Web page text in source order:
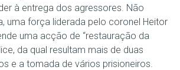
à entrega dos agressores. Não
uma força liderada pelo coronel Heitor
uma acção de “restauração da
da qual resultam mais de duas
e a tomada de vários prisioneiros.